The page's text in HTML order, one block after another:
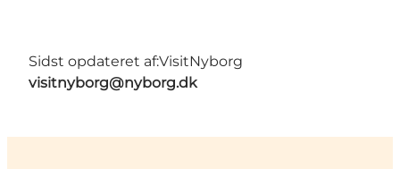
Sidst opdateret af:VisitNyborg
visitnyborg@nyborg.dk